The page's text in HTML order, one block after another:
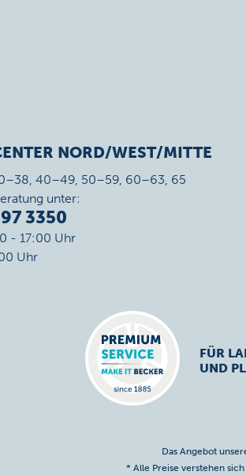
NORD/WEST/MITTE
40–49, 50–59, 60–63, 65
unter:
3350
- 17:00 Uhr
Uhr
FÜR
UND
Das Angebot
* Alle Preise verstehen